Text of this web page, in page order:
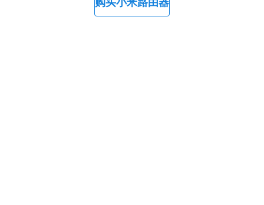
购买小米路由器